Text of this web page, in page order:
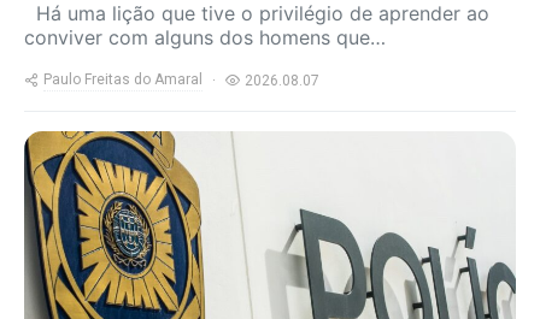
Há uma lição que tive o privilégio de aprender ao
conviver com alguns dos homens que…
Paulo Freitas do Amaral 2026.08.07
https://www.ruadireita.pt/wp-
content/uploads/2026/08/pjota-
800x600.jpg